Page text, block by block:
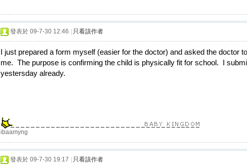
發表於 09-7-30 12:46 只看該作者
I just prepared a form myself (easier for the doctor) and asked the doctor
me. The purpose is confirming the child is physically fit for school. I
yestersday already.
ibaamyng
發表於 09-7-30 19:17 只看該作者